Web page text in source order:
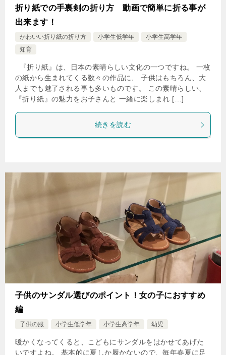
折り紙での手裏剣の折り方 動画で簡単に折る事が
出来ます！
かわいい折り紙の折り方 小学生低学年
小学生高学年
知育
『折り紙』は、日本の素晴らしい文化の一つですね。 一枚
の紙から生まれてくる数々の作品に、 子供はもちろん、大
人までも魅了される事も多いものです。 この素晴らしい、
『折り紙』の魅力をお子さんと 一緒に楽しまれ […]
続きを読む
子供のサンダル選びのポイント！女の子におすすめ
編
子供の服 小学生低学年 小学生高学年 幼児
暖かくなってくると、こどもにサンダルをはかせてあげた
いですよね。 基本的に夏しか履かないので、毎年春夏に足